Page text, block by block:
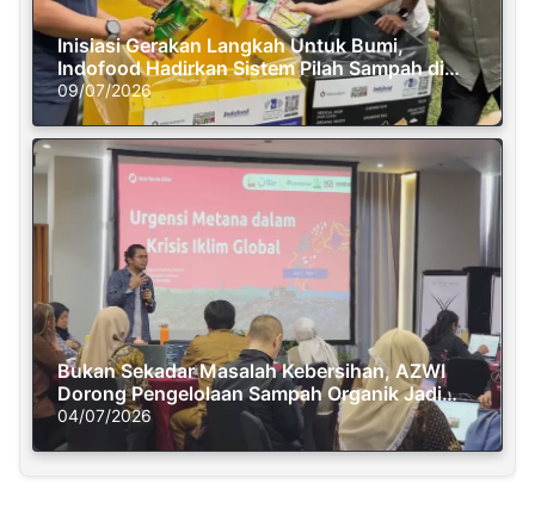
Inisiasi Gerakan Langkah Untuk Bumi,
Indofood Hadirkan Sistem Pilah Sampah di
Semasa Piknik
09/07/2026
Bukan Sekadar Masalah Kebersihan, AZWI
Dorong Pengelolaan Sampah Organik Jadi
Solusi Krisis Iklim
04/07/2026